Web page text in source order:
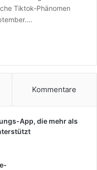
Tiktok-Phänomen
Kommentare
App, die mehr als